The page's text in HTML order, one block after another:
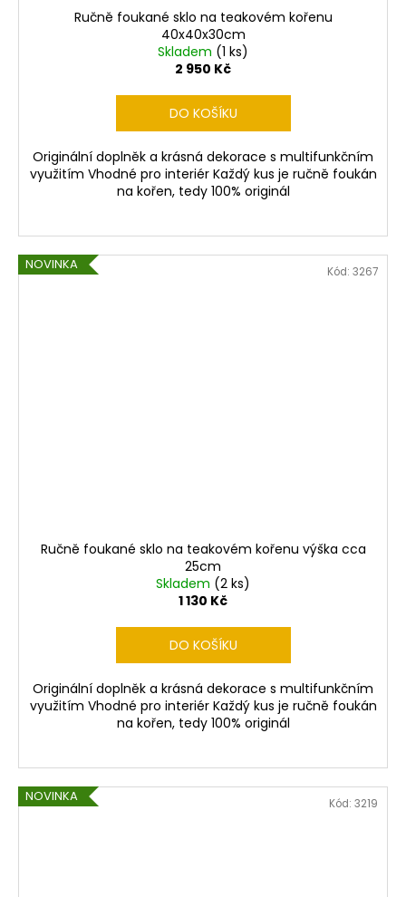
Ručně foukané sklo na teakovém kořenu
40x40x30cm
Skladem (1 ks)
2 950 Kč
DO KOŠÍKU
Originální doplněk a krásná dekorace s multifunkčním
využitím Vhodné pro interiér Každý kus je ručně foukán
na kořen, tedy 100% originál
NOVINKA
Ručně foukané sklo na teakovém kořenu výška cca
25cm
Skladem (2 ks)
1 130 Kč
DO KOŠÍKU
Originální doplněk a krásná dekorace s multifunkčním
využitím Vhodné pro interiér Každý kus je ručně foukán
na kořen, tedy 100% originál
Kód: 3267
NOVINKA Kód: 3219